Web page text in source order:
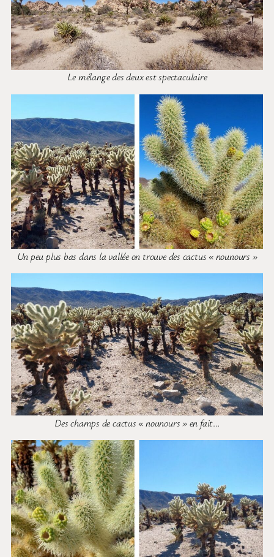
Le mélange des deux est spectaculaire
Un peu plus bas dans la vallée on trouve des cactus « nounours »
Des champs de cactus « nounours » en fait…